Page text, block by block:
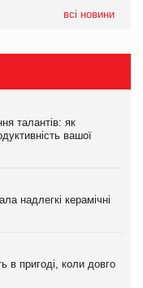
всі новини
талантів: як
вашої
надлегкі керамічні
в пригоді, коли довго